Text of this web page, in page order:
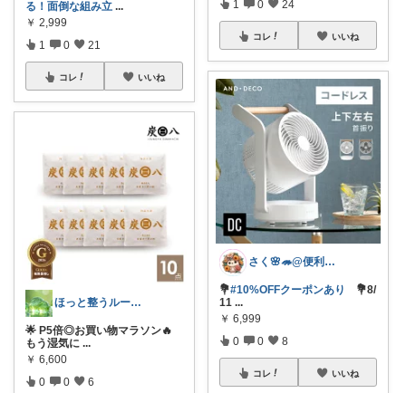
る！面倒な組み立 ...
￥ 2,999
1 0 21
コレ いいね
ほっと整うルーム🌿
🌟 P5倍◎お買い物マラソン🔥
もう湿気に ...
￥ 6,600
0 0 6
1 0 24
コレ いいね
さく🌸🦔@便利でかわいいを探す旅
💐#10%OFFクーポンあり
💐8/
11 ...
￥ 6,999
0 0 8
コレ いいね